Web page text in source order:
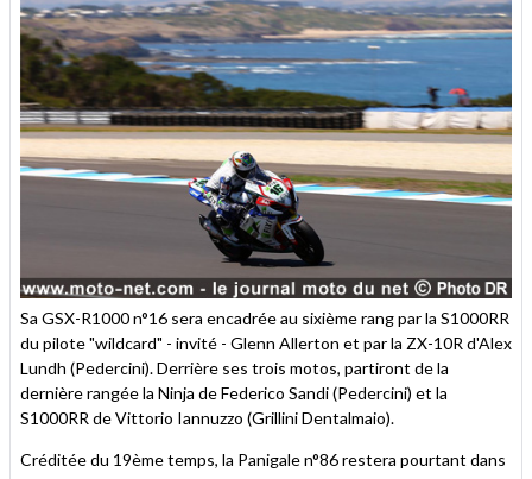
Sa GSX-R1000 n°16 sera encadrée au sixième rang par la S1000RR
du pilote "wildcard" - invité - Glenn Allerton et par la ZX-10R d'Alex
Lundh (Pedercini). Derrière ses trois motos, partiront de la
dernière rangée la Ninja de Federico Sandi (Pedercini) et la
S1000RR de Vittorio Iannuzzo (Grillini Dentalmaio).
Créditée du 19ème temps, la Panigale n°86 restera pourtant dans